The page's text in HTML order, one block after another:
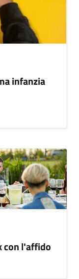
infanzia
con l'affido